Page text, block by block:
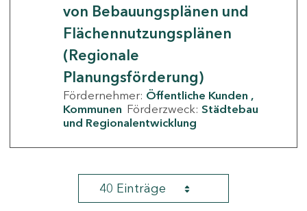
von Bebauungsplänen und
Flächennutzungsplänen
(Regionale
Planungsförderung)
Fördernehmer: Öffentliche Kunden
Kommunen Förderzweck: Städtebau
und Regionalentwicklung
40 Einträge